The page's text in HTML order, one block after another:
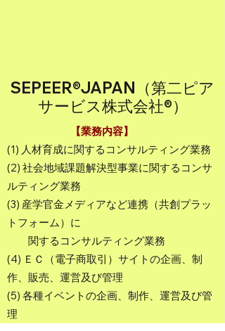
SEPEER®JAPAN（第二ピア
サービス株式会社®）
【業務内容】
(1) 人材育成に関するコンサルティング業務
(2) 社会地域課題解決型事業に関するコンサ
ルティング業務
(3) 産学官金メディアなど連携（共創プラッ
トフォーム）に
関するコンサルティング業務
(4) ＥＣ（電子商取引）サイトの企画、制
作、販売、運営及び管理
(5) 各種イベントの企画、制作、運営及び管
理